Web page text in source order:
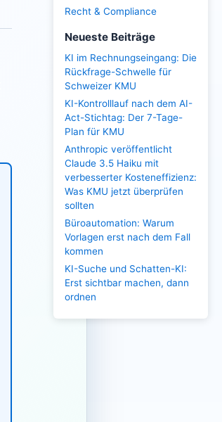
Recht & Compliance
Neueste Beiträge
KI im Rechnungseingang: Die
Rückfrage-Schwelle für
Schweizer KMU
KI-Kontrolllauf nach dem AI-
Act-Stichtag: Der 7-Tage-
Plan für KMU
Anthropic veröffentlicht
Claude 3.5 Haiku mit
verbesserter Kosteneffizienz:
Was KMU jetzt überprüfen
sollten
Büroautomation: Warum
Vorlagen erst nach dem Fall
kommen
KI-Suche und Schatten-KI:
Erst sichtbar machen, dann
ordnen